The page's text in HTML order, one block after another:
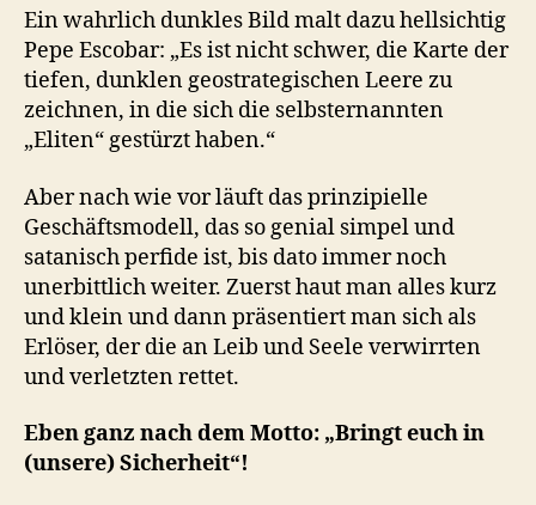
Ein wahrlich dunkles Bild malt dazu hellsichtig
Pepe Escobar: „Es ist nicht schwer, die Karte der
tiefen, dunklen geostrategischen Leere zu
zeichnen, in die sich die selbsternannten
„Eliten“ gestürzt haben.“
Aber nach wie vor läuft das prinzipielle
Geschäftsmodell, das so genial simpel und
satanisch perfide ist, bis dato immer noch
unerbittlich weiter. Zuerst haut man alles kurz
und klein und dann präsentiert man sich als
Erlöser, der die an Leib und Seele verwirrten
und verletzten rettet.
Eben ganz nach dem Motto: „Bringt euch in
(unsere) Sicherheit“!